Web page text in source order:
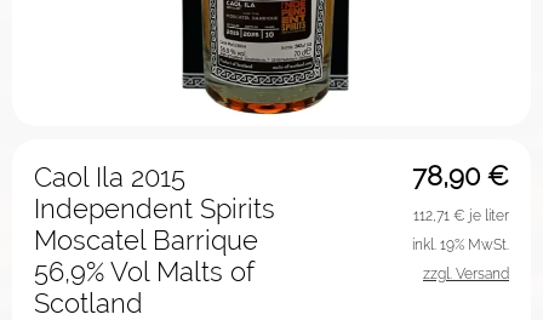
78,90 €
Caol Ila 2015
Independent Spirits
Moscatel Barrique
56,9% Vol Malts of
Scotland
112,71 € je liter
inkl. 19% MwSt.
zzgl. Versand